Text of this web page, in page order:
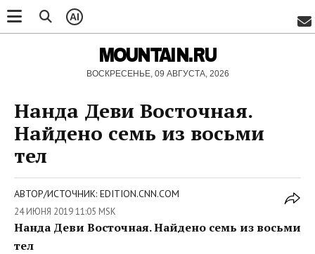
AI
MOUNTAIN.RU
ВОСКРЕСЕНЬЕ, 09 АВГУСТА, 2026
Нанда Деви Восточная.
Найдено семь из восьми
тел
АВТОР/ИСТОЧНИК: EDITION.CNN.COM
24 ИЮНЯ 2019 11:05 MSK
Нанда Деви Восточная. Найдено семь из восьми
тел